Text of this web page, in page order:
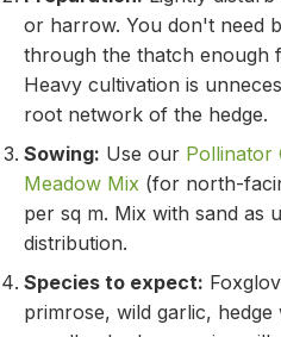
or harrow. You don't need
through the thatch enough
Heavy cultivation is
root network of the hedge.
Sowing: Use our Pollinator
Meadow Mix (for north-
per sq m. Mix with sand as
distribution.
Species to expect:
primrose, wild garlic,